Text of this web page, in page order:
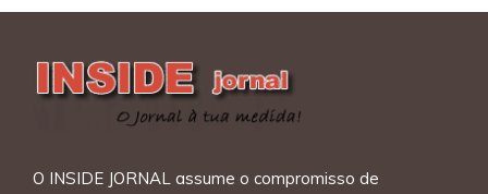
O INSIDE JORNAL assume o compromisso de